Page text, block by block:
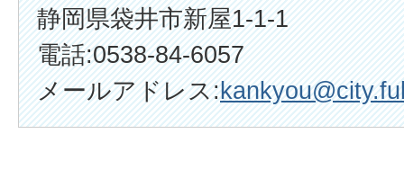
静岡県袋井市新屋1-1-1
電話:0538-84-6057
メールアドレス: